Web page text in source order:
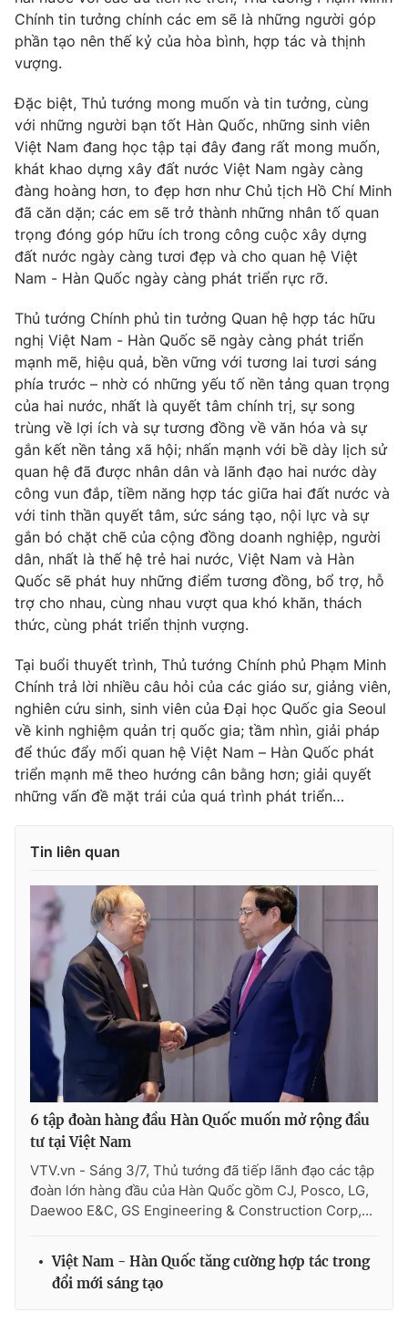
Chính tin tưởng chính các em sẽ là những người góp
phần tạo nên thế kỷ của hòa bình, hợp tác và thịnh
vượng.
Đặc biệt, Thủ tướng mong muốn và tin tưởng, cùng
với những người bạn tốt Hàn Quốc, những sinh viên
Việt Nam đang học tập tại đây đang rất mong muốn,
khát khao dựng xây đất nước Việt Nam ngày càng
đàng hoàng hơn, to đẹp hơn như Chủ tịch Hồ Chí Minh
đã căn dặn; các em sẽ trở thành những nhân tố quan
trọng đóng góp hữu ích trong công cuộc xây dựng
đất nước ngày càng tươi đẹp và cho quan hệ Việt
Nam - Hàn Quốc ngày càng phát triển rực rỡ.
Thủ tướng Chính phủ tin tưởng Quan hệ hợp tác hữu
nghị Việt Nam - Hàn Quốc sẽ ngày càng phát triển
mạnh mẽ, hiệu quả, bền vững với tương lai tươi sáng
phía trước – nhờ có những yếu tố nền tảng quan trọng
của hai nước, nhất là quyết tâm chính trị, sự song
trùng về lợi ích và sự tương đồng về văn hóa và sự
gắn kết nền tảng xã hội; nhấn mạnh với bề dày lịch sử
quan hệ đã được nhân dân và lãnh đạo hai nước dày
công vun đắp, tiềm năng hợp tác giữa hai đất nước và
với tinh thần quyết tâm, sức sáng tạo, nội lực và sự
gắn bó chặt chẽ của cộng đồng doanh nghiệp, người
dân, nhất là thế hệ trẻ hai nước, Việt Nam và Hàn
Quốc sẽ phát huy những điểm tương đồng, bổ trợ, hỗ
trợ cho nhau, cùng nhau vượt qua khó khăn, thách
thức, cùng phát triển thịnh vượng.
Tại buổi thuyết trình, Thủ tướng Chính phủ Phạm Minh
Chính trả lời nhiều câu hỏi của các giáo sư, giảng viên,
nghiên cứu sinh, sinh viên của Đại học Quốc gia Seoul
về kinh nghiệm quản trị quốc gia; tầm nhìn, giải pháp
để thúc đẩy mối quan hệ Việt Nam – Hàn Quốc phát
triển mạnh mẽ theo hướng cân bằng hơn; giải quyết
những vấn đề mặt trái của quá trình phát triển…
Tin liên quan
6 tập đoàn hàng đầu Hàn Quốc muốn mở rộng đầu
tư tại Việt Nam
VTV.vn - Sáng 3/7, Thủ tướng đã tiếp lãnh đạo các tập
đoàn lớn hàng đầu của Hàn Quốc gồm CJ, Posco, LG,
Daewoo E&C, GS Engineering & Construction Corp,...
Việt Nam - Hàn Quốc tăng cường hợp tác trong
đổi mới sáng tạo